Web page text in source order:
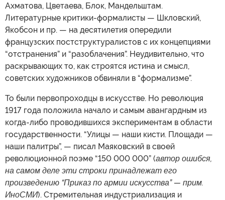
Ахматова, Цветаева, Блок, Мандельштам.
Литературные критики-формалисты — Шкловский,
Якобсон и пр. — на десятилетия опередили
французских постструктуралистов с их концепциями
“отстранения” и “разоблачения”. Неудивительно, что
раскрывающих то, как строятся истина и смысл,
советских художников обвиняли в “формализме”.
То были первопроходцы в искусстве. Но революция
1917 года положила начало и самым авангардным из
когда-либо проводившихся экспериментам в области
государственности. “Улицы — наши кисти. Площади —
наши палитры”, — писал Маяковский в своей
революционной поэме “150 000 000” (автор ошибся,
на самом деле эти строки принадлежат его
произведению “Приказ по армии искусства” — прим.
ИноСМИ). Стремительная индустриализация и